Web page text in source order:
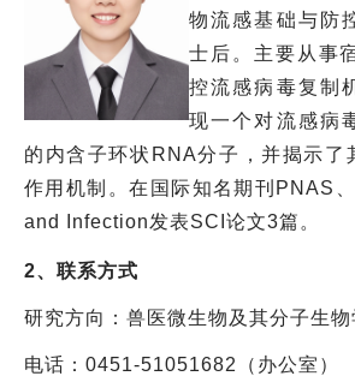
物流感基础与防
士后。主要从事
控流感病毒复制
现一个对流感病
的内含子环状RNA分子，并揭示了
作用机制。在国际知名期刊PNAS
and Infection发表SCI论文3篇。
2、联系方式
研究方向：兽医微生物及其分子生物
电话：0451-51051682（办公室）